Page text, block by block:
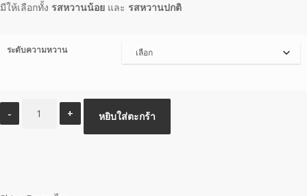
มีให้เลือกทั้ง รสหวานน้อย และ รสหวานปกติ
ระดับความหวาน
หยิบใส่ตะกร้า